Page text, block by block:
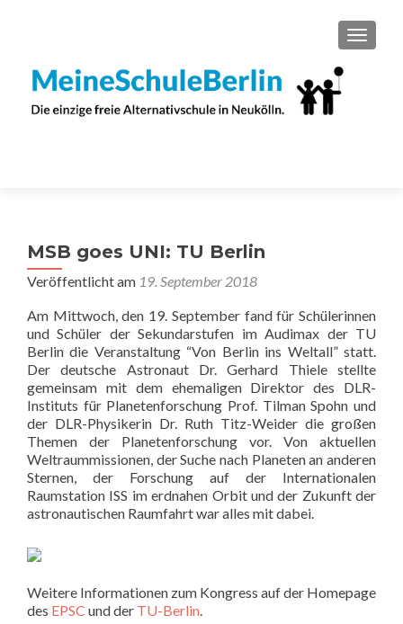
MSB goes UNI: TU Berlin
Veröffentlicht am 19. September 2018
Am Mittwoch, den 19. September fand für Schülerinnen
und Schüler der Sekundarstufen im Audimax der TU
Berlin die Veranstaltung “Von Berlin ins Weltall” statt.
Der deutsche Astronaut Dr. Gerhard Thiele stellte
gemeinsam mit dem ehemaligen Direktor des DLR-
Instituts für Planetenforschung Prof. Tilman Spohn und
der DLR-Physikerin Dr. Ruth Titz-Weider die großen
Themen der Planetenforschung vor. Von aktuellen
Weltraummissionen, der Suche nach Planeten an anderen
Sternen, der Forschung auf der Internationalen
Raumstation ISS im erdnahen Orbit und der Zukunft der
astronautischen Raumfahrt war alles mit dabei.
Weitere Informationen zum Kongress auf der Homepage
des EPSC und der TU-Berlin.